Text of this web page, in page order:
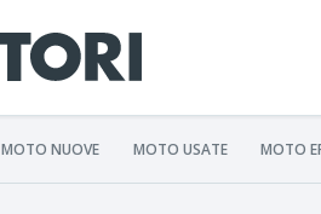
MOTO NUOVE MOTO USATE MOTO